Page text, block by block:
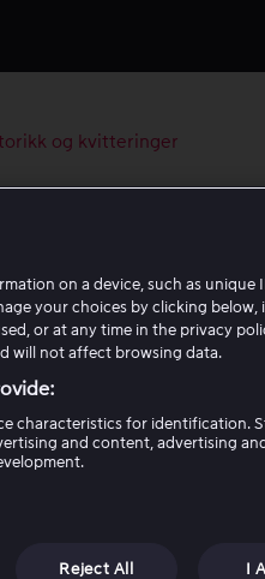
og kvitteringer
din, inkludert
til høyre.
betalingshistorikk.
on a device, such as unique
your choices by clicking below,
or at any time in the privacy
will not affect browsing data.
characteristics for identification.
and content, advertising
Reject All I